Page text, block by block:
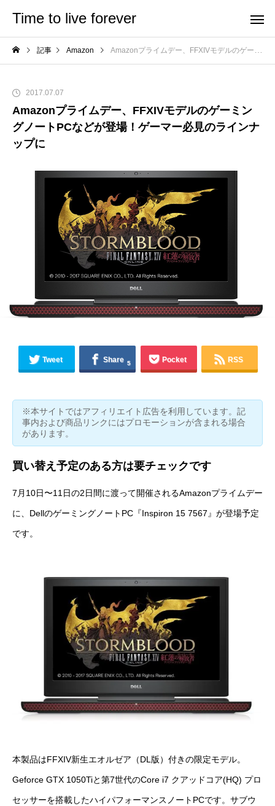
Time to live forever
記事 Amazon Amazonプライムデー、FFXIVモデルのゲーミングノートPCなどが登場！ゲーマー必見のラインナップに
2017.07.07
Amazonプライムデー、FFXIVモデルのゲーミン
グノートPCなどが登場！ゲーマー必見のラインナ
ップに
Tweet Share 5 Pocket RSS
※本サイトではアフィリエイト広告を利用しています。記
事内および商品リンクにはプロモーションが含まれる場合
があります。
買い替え予定のある方は要チェックです
7月10日〜11日の2日間に渡って開催されるAmazonプライムデー
に、DellのゲーミングノートPC『Inspiron 15 7567 』が登場予定
です。
本製品はFFXIV新生エオルゼア（DL版）付きの限定モデル。
Geforce GTX 1050Tiと第7世代のCore i7 クアッドコア(HQ) プロ
セッサーを搭載したハイパフォーマンスノートPCです。サブウ